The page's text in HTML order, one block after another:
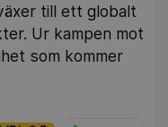
till ett globalt
Ur kampen mot
som kommer